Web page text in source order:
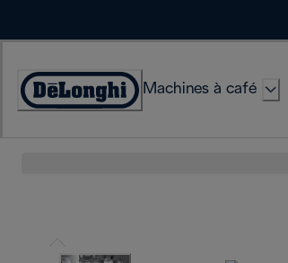
Déclaration
Machines à café